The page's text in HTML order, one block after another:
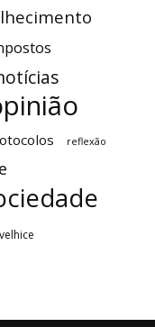
reflexão
velhice